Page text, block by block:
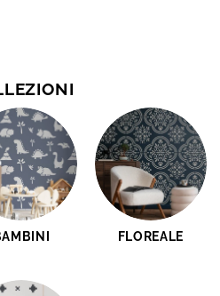
FLOREALE